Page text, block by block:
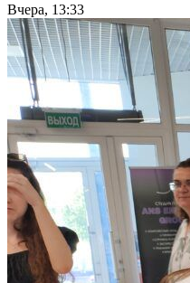
Вчера, 13:33